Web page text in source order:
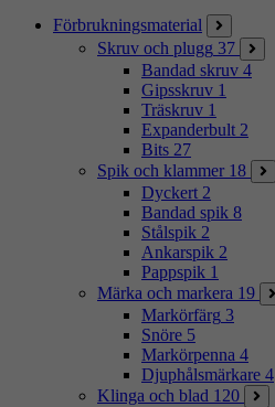
Förbrukningsmaterial
Skruv och plugg 37
Bandad skruv 4
Gipsskruv 1
Träskruv 1
Expanderbult 2
Bits 27
Spik och klammer 18
Dyckert 2
Bandad spik 8
Stålspik 2
Ankarspik 2
Pappspik 1
Märka och markera 19
Markörfärg 3
Snöre 5
Markörpenna 4
Djuphålsmärkare 4
Klinga och blad 120